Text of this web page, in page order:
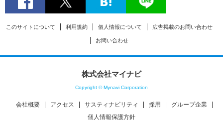
このサイトについて 利用規約 個人情報について 広告掲載のお問い合わせ
お問い合わせ
株式会社マイナビ
Copyright © Mynavi Corporation
会社概要 アクセス サスティナビリティ 採用
グループ企業
個人情報保護方針